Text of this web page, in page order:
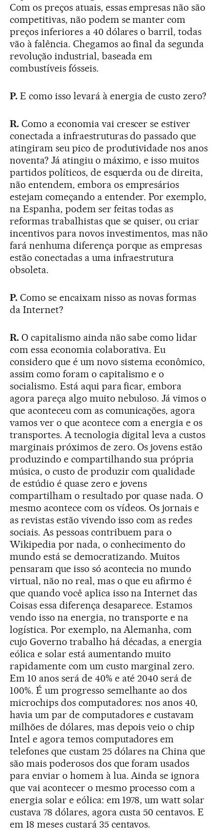
Com os preços atuais, essas empresas não são
competitivas, não podem se manter com
preços inferiores a 40 dólares o barril, todas
vão à falência. Chegamos ao final da segunda
revolução industrial, baseada em
combustíveis fósseis.
P.E como isso levará à energia de custo zero?
R.Como a economia vai crescer se estiver
conectada a infraestruturas do passado que
atingiram seu pico de produtividade nos anos
noventa? Já atingiu o máximo, e isso muitos
partidos políticos, de esquerda ou de direita,
não entendem, embora os empresários
estejam começando a entender. Por exemplo,
na Espanha, podem ser feitas todas as
reformas trabalhistas que se quiser, ou criar
incentivos para novos investimentos, mas não
fará nenhuma diferença porque as empresas
estão conectadas a uma infraestrutura
obsoleta.
P.Como se encaixam nisso as novas formas
da Internet?
R.O capitalismo ainda não sabe como lidar
com essa economia colaborativa. Eu
considero que é um novo sistema econômico,
assim como foram o capitalismo e o
socialismo. Está aqui para ficar, embora
agora pareça algo muito nebuloso. Já vimos o
que aconteceu com as comunicações, agora
vamos ver o que acontece com a energia e os
transportes. A tecnologia digital leva a custos
marginais próximos de zero. Os jovens estão
produzindo e compartilhando sua própria
música, o custo de produzir com qualidade
de estúdio é quase zero e jovens
compartilham o resultado por quase nada. O
mesmo acontece com os vídeos. Os jornais e
as revistas estão vivendo isso com as redes
sociais. As pessoas contribuem para o
Wikipedia por nada, o conhecimento do
mundo está se democratizando. Muitos
pensaram que isso só acontecia no mundo
virtual, não no real, mas o que eu afirmo é
que quando você aplica isso na Internet das
Coisas essa diferença desaparece. Estamos
vendo isso na energia, no transporte e na
logística. Por exemplo, na Alemanha, com
cujo Governo trabalho há décadas, a energia
eólica e solar está aumentando muito
rapidamente com um custo marginal zero.
Em 10 anos será de 40% e até 2040 será de
100%. É um progresso semelhante ao dos
microchips dos computadores: nos anos 40,
havia um par de computadores e custavam
milhões de dólares, mas depois veio o chip
Intel e agora temos computadores em
telefones que custam 25 dólares na China que
são mais poderosos dos que foram usados
para enviar o homem à lua. Ainda se ignora
que vai acontecer o mesmo processo com a
energia solar e eólica: em 1978, um watt solar
custava 78 dólares, agora custa 50 centavos. E
em 18 meses custará 35 centavos.